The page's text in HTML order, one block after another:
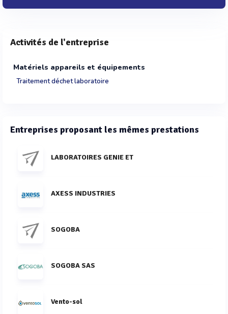
Activités de l'entreprise
Matériels appareils et équipements
Traitement déchet laboratoire
Entreprises proposant les mêmes prestations
LABORATOIRES GENIE ET
AXESS INDUSTRIES
SOGOBA
SOGOBA SAS
Vento-sol